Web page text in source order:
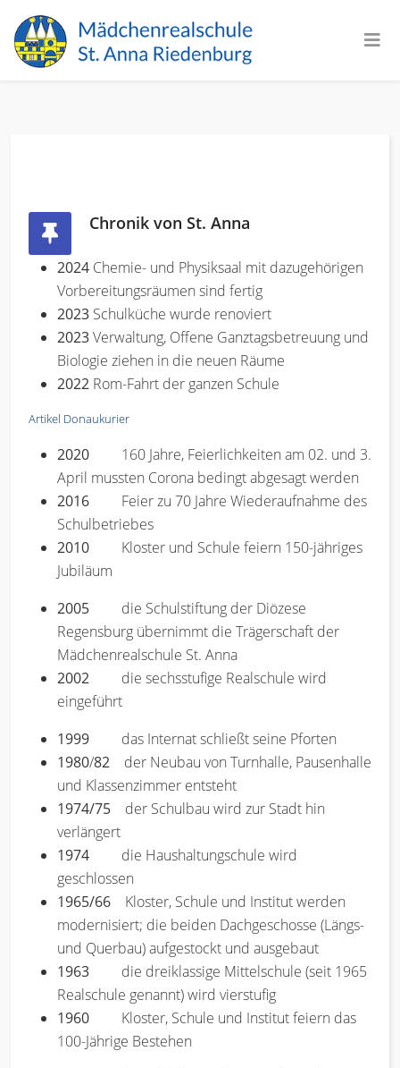
Chronik von St. Anna
2024 Chemie- und Physiksaal mit dazugehörigen
Vorbereitungsräumen sind fertig
2023 Schulküche wurde renoviert
2023Verwaltung, Offene Ganztagsbetreuung und
Biologie ziehen in die neuen Räume
2022 Rom-Fahrt der ganzen Schule
Artikel Donaukurier
2020
160 Jahre, Feierlichkeiten am 02. und 3.
April mussten Corona bedingt abgesagt werden
2016 Feier zu 70 Jahre Wiederaufnahme des
Schulbetriebes
2010 Kloster und Schule feiern 150-jähriges
Jubiläum
2005 die Schulstiftung der Diözese
Regensburg übernimmt die Trägerschaft der
Mädchenrealschule St. Anna
2002 die sechsstufige Realschule wird
eingeführt
1999 das Internat schließt seine Pforten
1980/82 der Neubau von Turnhalle, Pausenhalle
und Klassenzimmer entsteht
1974/75 der Schulbau wird zur Stadt hin
verlängert
1974 die Haushaltungschule wird
geschlossen
1965/66 Kloster, Schule und Institut werden
modernisiert; die beiden Dachgeschosse (Längs-
und Querbau) aufgestockt und ausgebaut
1963 die dreiklassige Mittelschule (seit 1965
Realschule genannt) wird vierstufig
1960 Kloster, Schule und Institut feiern das
100-Jährige Bestehen